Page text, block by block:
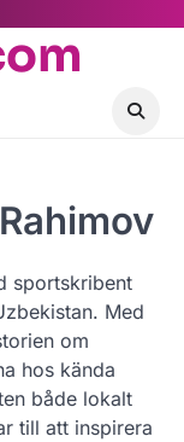
sportskribent
Med
om
hos kända
både lokalt
till att inspirera